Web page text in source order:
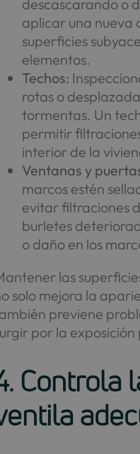
descascarando o
aplicar una
superficies
elementos.
Techos:
rotas o
tormentas. Un
permitir
interior de la
Ventanas y
marcos estén
evitar filtraciones
burletes
o daño en los
las
solo mejora la
previene
por la
Controla